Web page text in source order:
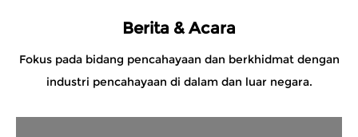
Berita & Acara
Fokus pada bidang pencahayaan dan berkhidmat dengan
industri pencahayaan di dalam dan luar negara.